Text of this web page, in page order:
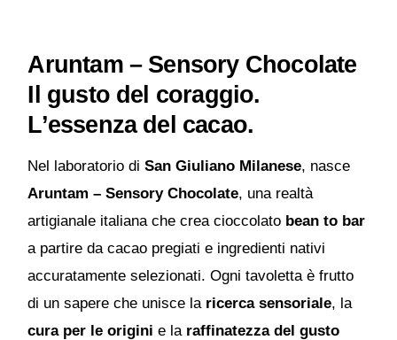
Aruntam – Sensory Chocolate
Il gusto del coraggio.
L’essenza del cacao.
Nel laboratorio diSan Giuliano Milanese, nasce
Aruntam – Sensory Chocolate, una realtà
artigianale italiana che crea cioccolato bean to bar
a partire da cacao pregiati e ingredienti nativi
accuratamente selezionati. Ogni tavoletta è frutto
di un sapere che unisce la ricerca sensoriale, la
cura per le origini e la raffinatezza del gusto